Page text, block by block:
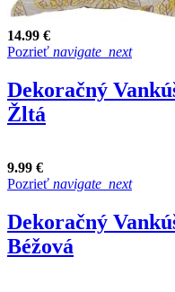
14.99 €
Pozrieť navigate_next
Dekoračný
Žltá
9.99 €
Pozrieť navigate_next
Dekoračný
Béžová